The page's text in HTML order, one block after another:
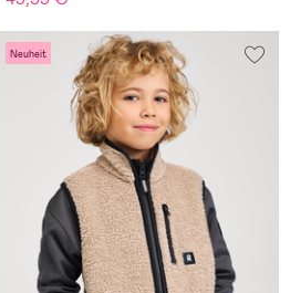
Neuheit